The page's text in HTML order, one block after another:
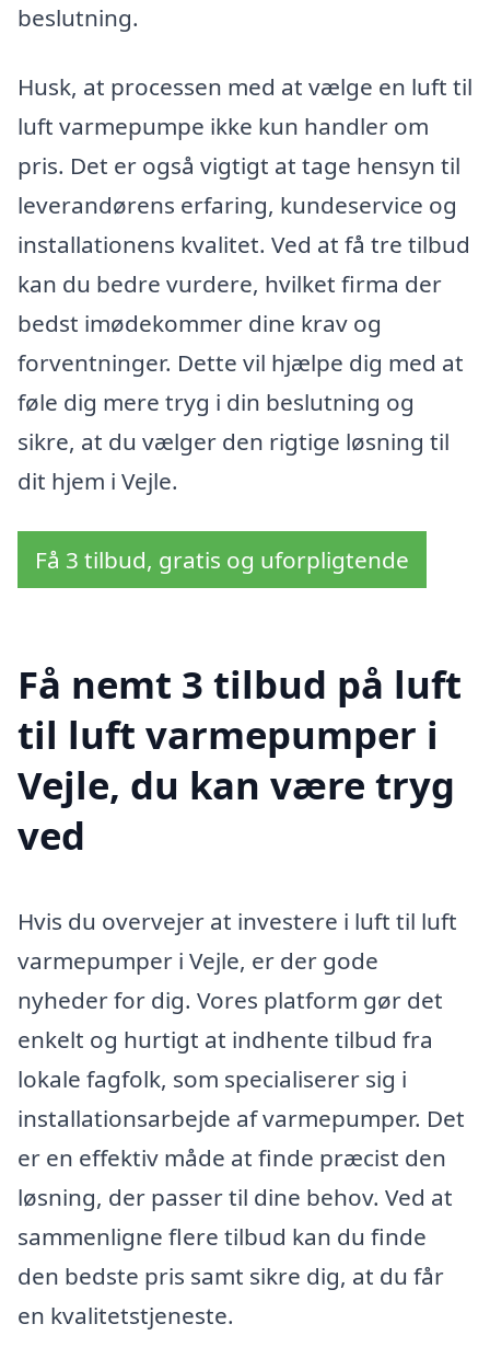
beslutning.
Husk, at processen med at vælge en luft til
luft varmepumpe ikke kun handler om
pris. Det er også vigtigt at tage hensyn til
leverandørens erfaring, kundeservice og
installationens kvalitet. Ved at få tre tilbud
kan du bedre vurdere, hvilket firma der
bedst imødekommer dine krav og
forventninger. Dette vil hjælpe dig med at
føle dig mere tryg i din beslutning og
sikre, at du vælger den rigtige løsning til
dit hjem i Vejle.
Få 3 tilbud, gratis og uforpligtende
Få nemt 3 tilbud på luft
til luft varmepumper i
Vejle, du kan være tryg
ved
Hvis du overvejer at investere i luft til luft
varmepumper i Vejle, er der gode
nyheder for dig. Vores platform gør det
enkelt og hurtigt at indhente tilbud fra
lokale fagfolk, som specialiserer sig i
installationsarbejde af varmepumper. Det
er en effektiv måde at finde præcist den
løsning, der passer til dine behov. Ved at
sammenligne flere tilbud kan du finde
den bedste pris samt sikre dig, at du får
en kvalitetstjeneste.